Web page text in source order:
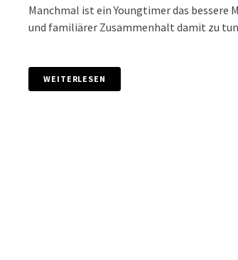
Manchmal ist ein Youngtimer das
und familiärer Zusammenhalt damit zu
WEITERLESEN